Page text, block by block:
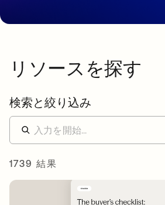
リソースを探す
検索と絞り込み
1739 結果